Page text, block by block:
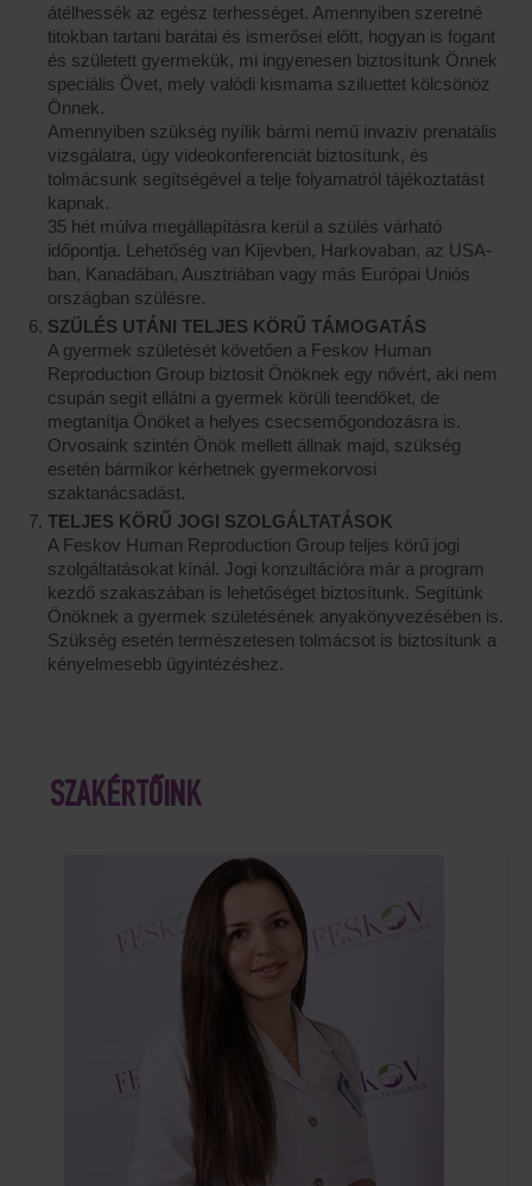
átélhessék az egész terhességet. Amennyiben szeretné
titokban tartani barátai és ismerősei előtt, hogyan is fogant
és született gyermekük, mi ingyenesen biztosítunk Önnek
speciális Övet, mely valódi kismama sziluettet kölcsönöz
Önnek.
Amennyiben szükség nyílik bármi nemű invaziv prenatális
vizsgálatra, úgy videokonferenciát biztosítunk, és
tolmácsunk segítségével a telje folyamatról tájékoztatást
kapnak.
35 hét múlva megállapításra kerül a szülés várható
időpontja. Lehetőség van Kijevben, Harkovaban, az USA-
ban, Kanadában, Ausztriában vagy más Európai Uniós
országban szülésre.
SZÜLÉS UTÁNI TELJES KÖRŰ TÁMOGATÁS
A gyermek születését követően a Feskov Human
Reproduction Group biztosit Önöknek egy nővért, aki nem
csupán segít ellátni a gyermek körüli teendőket, de
megtanítja Önöket a helyes csecsemőgondozásra is.
Orvosaink szintén Önök mellett állnak majd, szükség
esetén bármikor kérhetnek gyermekorvosi
szaktanácsadást.
TELJES KÖRŰ JOGI SZOLGÁLTATÁSOK
A Feskov Human Reproduction Group teljes körű jogi
szolgáltatásokat kínál. Jogi konzultációra már a program
kezdő szakaszában is lehetőséget biztosítunk. Segítünk
Önöknek a gyermek születésének anyakönyvezésében is.
Szükség esetén természetesen tolmácsot is biztosítunk a
kényelmesebb ügyintézéshez.
SZAKÉRTŐINK